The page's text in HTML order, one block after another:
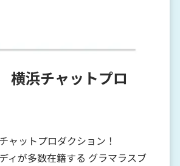
横浜チャットプロ
ャットプロダクション！
ィが多数在籍する グラマラスブ